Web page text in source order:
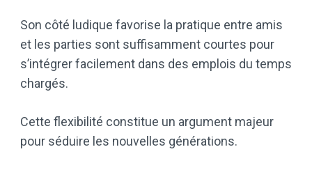
Son côté ludique favorise la pratique entre amis
et les parties sont suffisamment courtes pour
s’intégrer facilement dans des emplois du temps
chargés.
Cette flexibilité constitue un argument majeur
pour séduire les nouvelles générations.